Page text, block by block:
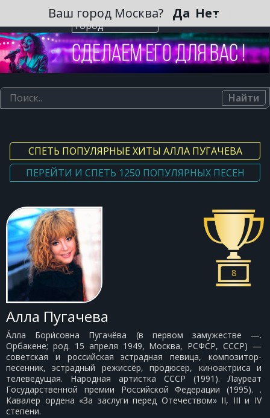
Выберите
город
Ваш город Москва? Да Нет
Найти
СПЕТЬ ПОПУЛЯРНЫЕ ХИТЫ АЛЛА ПУГАЧЕВА
ПЕРЕЙТИ И СПЕТЬ 1250 ПОПУЛЯРНЫХ ПЕСЕН
Алла Пугачева
А́лла Бори́совна Пугачёва (в первом замужестве —.
Орбакене; род. 15 апреля 1949, Москва, РСФСР, СССР) —
советская и российская эстрадная певица, композитор-
песенник, эстрадный режиссёр, продюсер, киноактриса и
телеведущая. Народная артистка СССР (1991). Лауреат
Государственной премии Российской Федерации (1995). .
Кавалер ордена «За заслуги перед Отечеством» II, III и IV
степени.
8